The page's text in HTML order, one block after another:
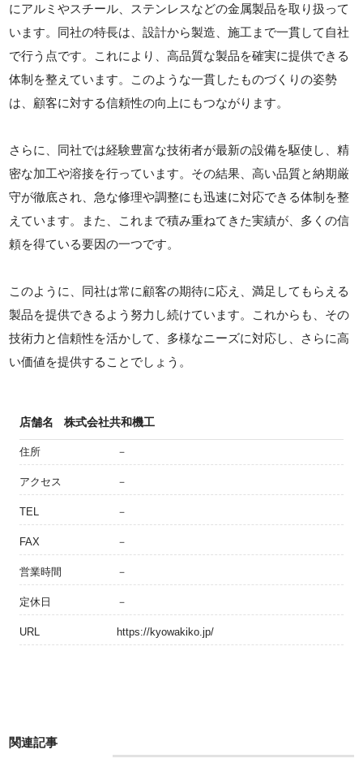
にアルミやスチール、ステンレスなどの金属製品を取り扱って
います。同社の特長は、設計から製造、施工まで一貫して自社
で行う点です。これにより、高品質な製品を確実に提供できる
体制を整えています。このような一貫したものづくりの姿勢
は、顧客に対する信頼性の向上にもつながります。
さらに、同社では経験豊富な技術者が最新の設備を駆使し、精
密な加工や溶接を行っています。その結果、高い品質と納期厳
守が徹底され、急な修理や調整にも迅速に対応できる体制を整
えています。また、これまで積み重ねてきた実績が、多くの信
頼を得ている要因の一つです。
このように、同社は常に顧客の期待に応え、満足してもらえる
製品を提供できるよう努力し続けています。これからも、その
技術力と信頼性を活かして、多様なニーズに対応し、さらに高
い価値を提供することでしょう。
店舗名 株式会社共和機工
住所 －
アクセス －
TEL －
FAX －
営業時間 －
定休日 －
URL https://kyowakiko.jp/
関連記事